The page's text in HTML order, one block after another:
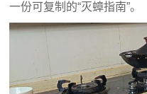
一份可复制的“灭蟑指南”。